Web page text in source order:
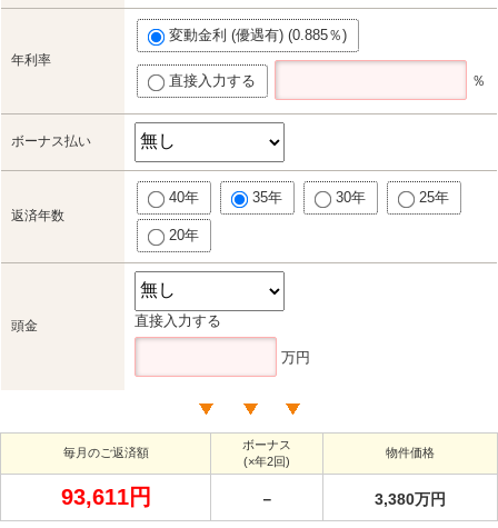
年利率
変動金利 (優遇有) (0.885％)
直接入力する ％
ボーナス払い
返済年数
40年 35年 30年 25年
20年
頭金 直接入力する
万円
毎月のご返済額
ボーナス
(×年2回)
物件価格
93,611円 － 3,380万円